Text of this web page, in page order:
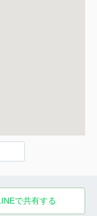
で共有する